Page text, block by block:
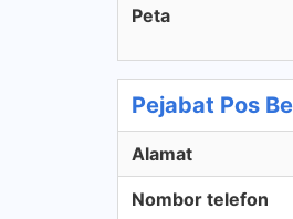
Peta
Pejabat Pos
Alamat
Nombor telefon